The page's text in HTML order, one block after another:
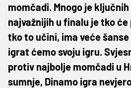
momčadi. Mnogo je
najvažnijih u finalu je tko će
tko to učini, ima veće šanse
igrat ćemo svoju igru.
protiv najbolje momčadi u
sumnje, Dinamo igra